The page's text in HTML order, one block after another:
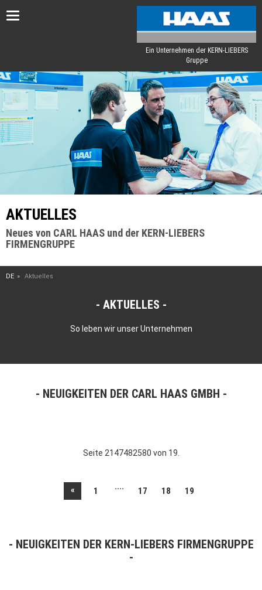
Toggle
Ein Unternehmen der KERN-LIEBERS
Gruppe
AKTUELLES
Neues von CARL HAAS und der KERN-LIEBERS
FIRMENGRUPPE
DE Aktuelles
AKTUELLES
So leben wir unser Unternehmen
NEUIGKEITEN DER CARL HAAS GMBH
Seite 2147482580 von 19.
« 1 .... 17 18 19
NEUIGKEITEN DER KERN-LIEBERS FIRMENGRUPPE